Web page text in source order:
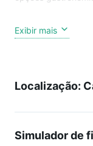
São 127,04m²
planejados, todo
minutos da região
bairros da cidade.
Exibir mais
Localização:
Simulador de